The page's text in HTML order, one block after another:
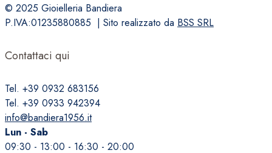
© 2025 Gioielleria Bandiera
P.IVA:01235880885 | Sito realizzato da BSS SRL
Contattaci qui
Tel. +39 0932 683156
Tel. +39 0933 942394
info@bandiera1956.it
Lun - Sab
09:30 - 13:00 - 16:30 - 20:00